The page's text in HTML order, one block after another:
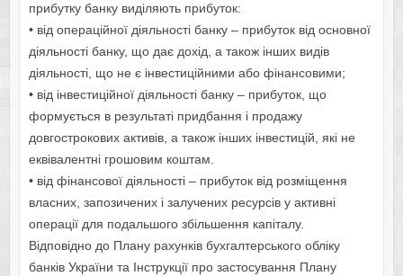
прибутку банку виділяють прибуток:
• від операційної діяльності банку – прибуток від основної
діяльності банку, що дає дохід, а також інших видів
діяльності, що не є інвестиційними або фінансовими;
• від інвестиційної діяльності банку – прибуток, що
формується в результаті придбання і продажу
довгострокових активів, а також інших інвестицій, які не
еквівалентні грошовим коштам.
• від фінансової діяльності – прибуток від розміщення
власних, запозичених і залучених ресурсів у активні
операції для подальшого збільшення капіталу.
Відповідно до Плану рахунків бухгалтерського обліку
банків України та Інструкції про застосування Плану